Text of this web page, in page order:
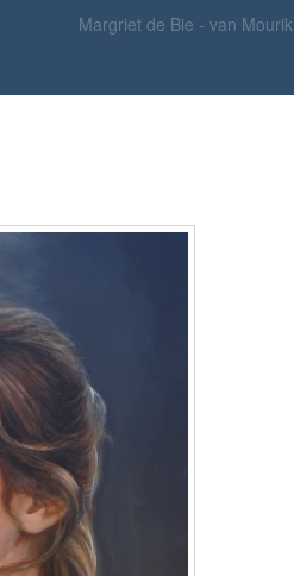
Margriet de Bie - van Mourik